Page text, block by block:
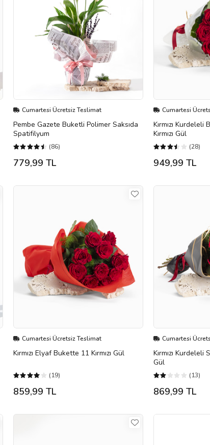
Cumartesi Ücretsiz Teslimat
Pembe Gazete Buketli Polimer Saksıda
Spatifilyum
(86)
779,99 TL
Cumartesi
Kırmızı
Kırmızı Gül
(28)
949,99 TL
Cumartesi Ücretsiz Teslimat
Kırmızı Elyaf Bukette 11 Kırmızı Gül
(19)
859,99 TL
Cumartesi
Kırmızı Kurdeleli
Gül
(13)
869,99 TL